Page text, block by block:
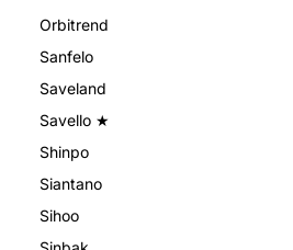
Orbitrend
Sanfelo
Saveland
Savello ★
Shinpo
Siantano
Sihoo